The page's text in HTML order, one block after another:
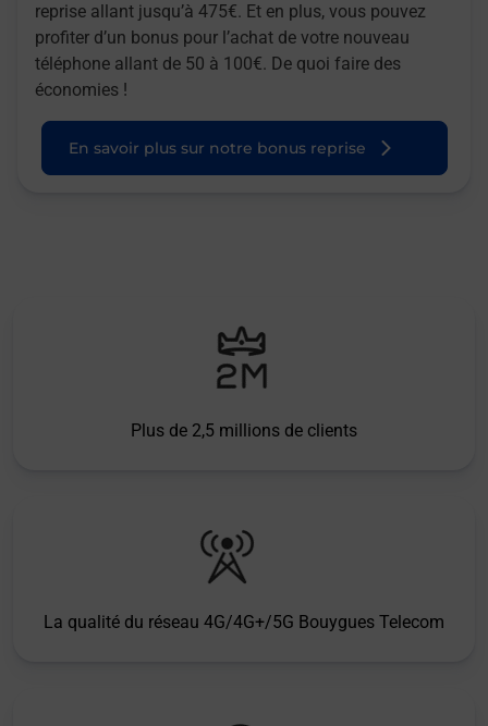
reprise allant jusqu’à 475€. Et en plus, vous pouvez
profiter d’un bonus pour l’achat de votre nouveau
téléphone allant de 50 à 100€. De quoi faire des
économies !
En savoir plus sur notre bonus reprise
Plus de 2,5 millions de clients
La qualité du réseau 4G/4G+/5G Bouygues Telecom